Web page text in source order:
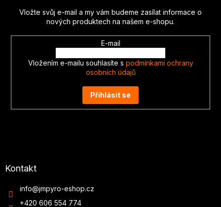
Vložte svůj e-mail a my vám budeme zasílat informace o
nových produktech na našem e-shopu.
E-mail
Vložením e-mailu souhlasíte s podmínkami ochrany
osobních údajů
Přihlásit se
Kontakt
info@jmpyro-eshop.cz
+420 606 554 774